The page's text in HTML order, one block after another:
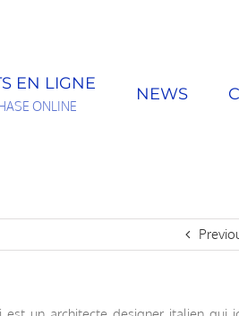
EN LIGNE
ONLINE
NEWS